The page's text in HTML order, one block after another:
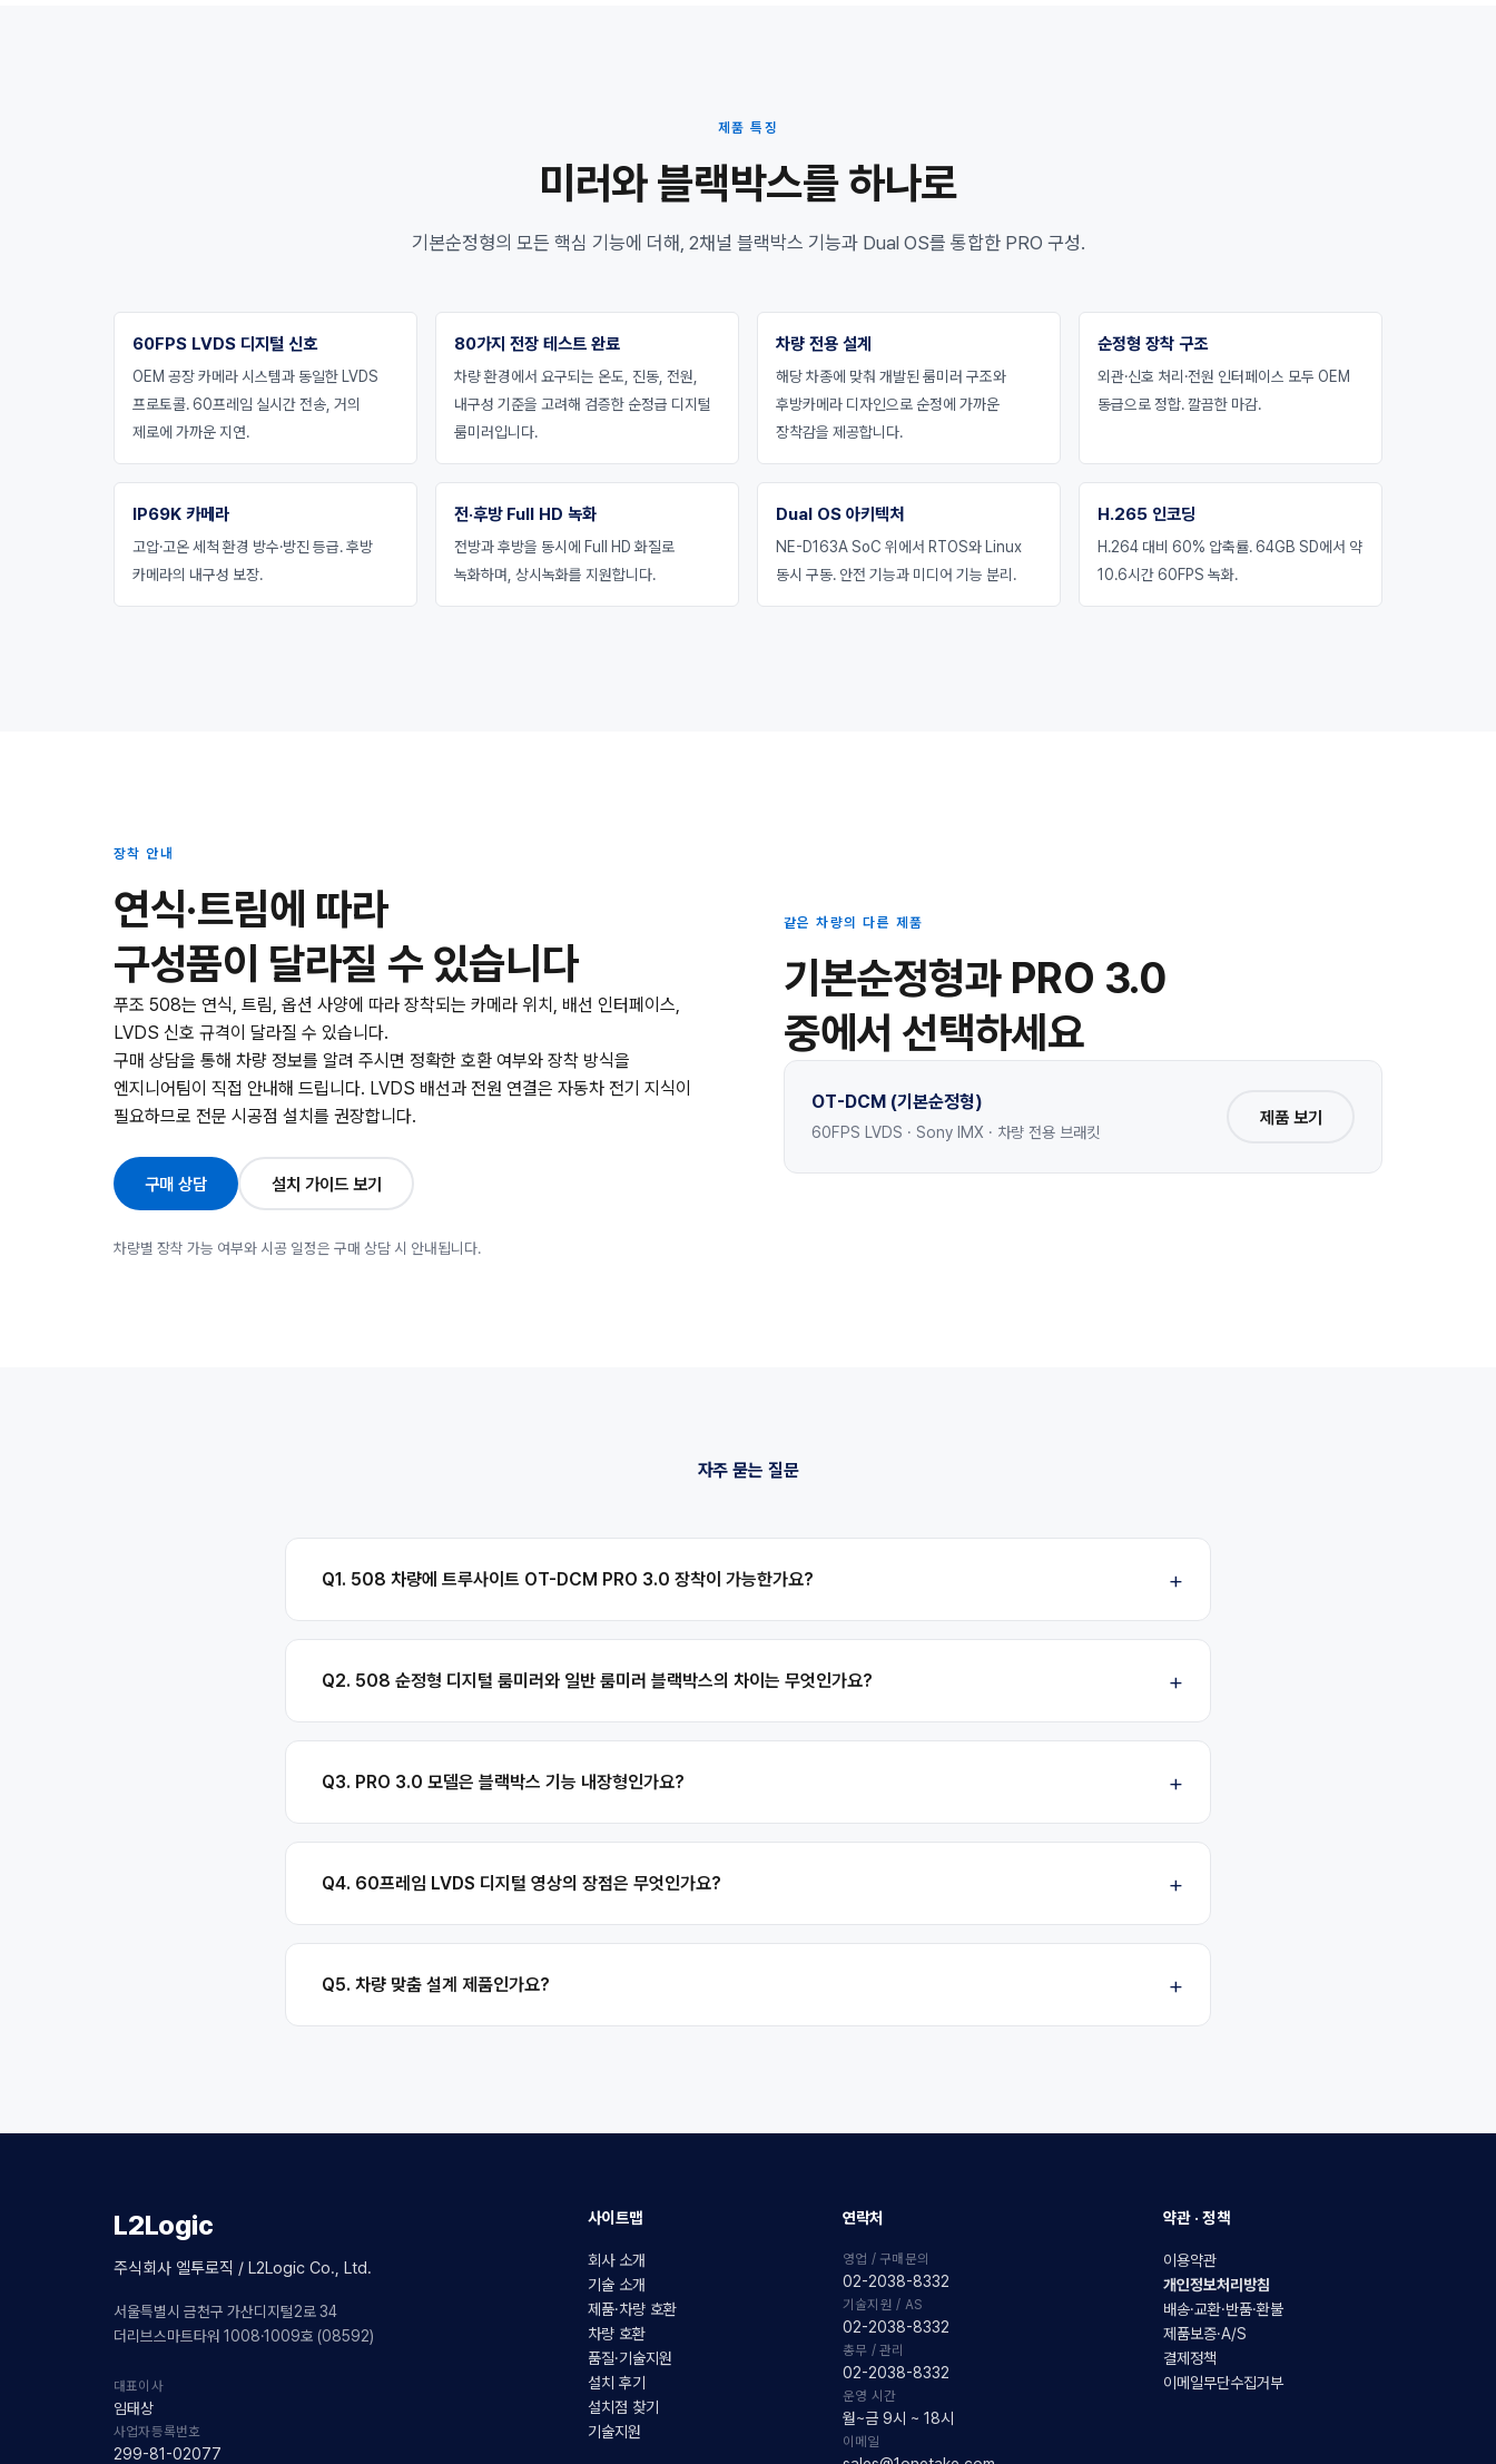
제품 특징
미러와 블랙박스를 하나로
기본순정형의 모든 핵심 기능에 더해, 2채널 블랙박스 기능과 Dual OS를 통합한 PRO 구성.
60FPS LVDS 디지털 신호
OEM 공장 카메라 시스템과 동일한 LVDS
프로토콜. 60프레임 실시간 전송, 거의
제로에 가까운 지연.
80가지 전장 테스트 완료
차량 환경에서 요구되는 온도, 진동, 전원,
내구성 기준을 고려해 검증한 순정급 디지털
룸미러입니다.
차량 전용 설계
해당 차종에 맞춰 개발된 룸미러 구조와
후방카메라 디자인으로 순정에 가까운
장착감을 제공합니다.
순정형 장착 구조
외관·신호 처리·전원 인터페이스 모두 OEM
동급으로 정합. 깔끔한 마감.
IP69K 카메라
고압·고온 세척 환경 방수·방진 등급. 후방
카메라의 내구성 보장.
전·후방 Full HD 녹화
전방과 후방을 동시에 Full HD 화질로
녹화하며, 상시녹화를 지원합니다.
Dual OS 아키텍처
NE-D163A SoC 위에서 RTOS와 Linux
동시 구동. 안전 기능과 미디어 기능 분리.
H.265 인코딩
H.264 대비 60% 압축률. 64GB SD에서 약
10.6시간 60FPS 녹화.
장착 안내
연식·트림에 따라
구성품이 달라질 수 있습니다
푸조 508는 연식, 트림, 옵션 사양에 따라 장착되는 카메라 위치, 배선 인터페이스,
LVDS 신호 규격이 달라질 수 있습니다.
구매 상담을 통해 차량 정보를 알려 주시면 정확한 호환 여부와 장착 방식을
엔지니어팀이 직접 안내해 드립니다. LVDS 배선과 전원 연결은 자동차 전기 지식이
필요하므로 전문 시공점 설치를 권장합니다.
구매 상담 설치 가이드 보기
차량별 장착 가능 여부와 시공 일정은 구매 상담 시 안내됩니다.
같은 차량의 다른 제품
기본순정형과 PRO 3.0
중에서 선택하세요
OT-DCM (기본순정형)
60FPS LVDS · Sony IMX · 차량 전용 브래킷
제품 보기
자주 묻는 질문
Q1. 508 차량에 트루사이트 OT-DCM PRO 3.0 장착이 가능한가요?
Q2. 508 순정형 디지털 룸미러와 일반 룸미러 블랙박스의 차이는 무엇인가요?
Q3. PRO 3.0 모델은 블랙박스 기능 내장형인가요?
Q4. 60프레임 LVDS 디지털 영상의 장점은 무엇인가요?
Q5. 차량 맞춤 설계 제품인가요?
L2Logic
주식회사 엘투로직 / L2Logic Co., Ltd.
서울특별시 금천구 가산디지털2로 34
더리브스마트타워 1008·1009호 (08592)
대표이사
임태상
사업자등록번호
299-81-02077
사이트맵
회사 소개
기술 소개
제품·차량 호환
차량 호환
품질·기술지원
설치 후기
설치점 찾기
기술지원
연락처
영업 / 구매문의
02-2038-8332
기술지원 / AS
02-2038-8332
총무 / 관리
02-2038-8332
운영 시간
월~금 9시 ~ 18시
이메일
약관 · 정책
이용약관
개인정보처리방침
배송·교환·반품·환불
제품보증·A/S
결제정책
이메일무단수집거부